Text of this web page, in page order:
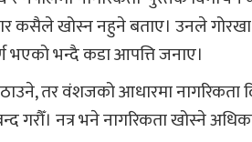
कसैले खोस्न नहुने बताए। उनले
भएको भन्दै कडा आपत्ति जनाए।
तर वंशजको आधारमा नागरिकता
गरौँ। नत्र भने नागरिकता खोस्ने